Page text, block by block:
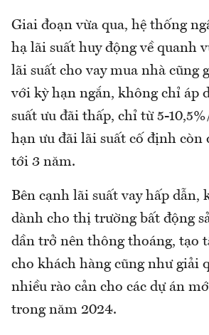
Giai đoạn vừa qua, hệ thống
hạ lãi suất huy động về quanh
lãi suất cho vay mua nhà cũng
với kỳ hạn ngắn, không chỉ áp
suất ưu đãi thấp, chỉ từ 5-
hạn ưu đãi lãi suất cố định còn
tới 3 năm.
Bên cạnh lãi suất vay hấp dẫn,
dành cho thị trường bất động
dần trở nên thông thoáng, tạo
cho khách hàng cũng như giải
nhiều rào cản cho các dự án
trong năm 2024.